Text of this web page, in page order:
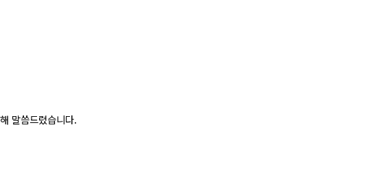
말씀드렸습니다.